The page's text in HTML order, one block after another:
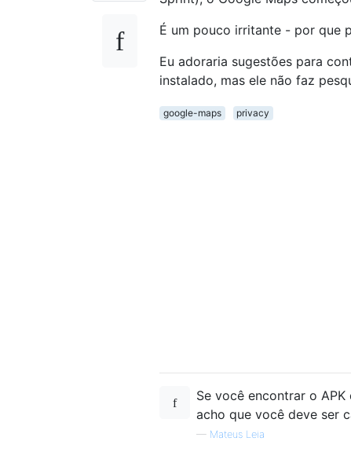
É um pouco irritante - por que
Eu adoraria sugestões para
instalado, mas ele não faz
google-maps privacy
Se você encontrar o
acho que você deve ser
— Mateus Leia